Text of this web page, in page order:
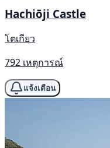
Hachiōji Castle
โตเกียว
792 เหตุการณ์
แจ้งเตือน